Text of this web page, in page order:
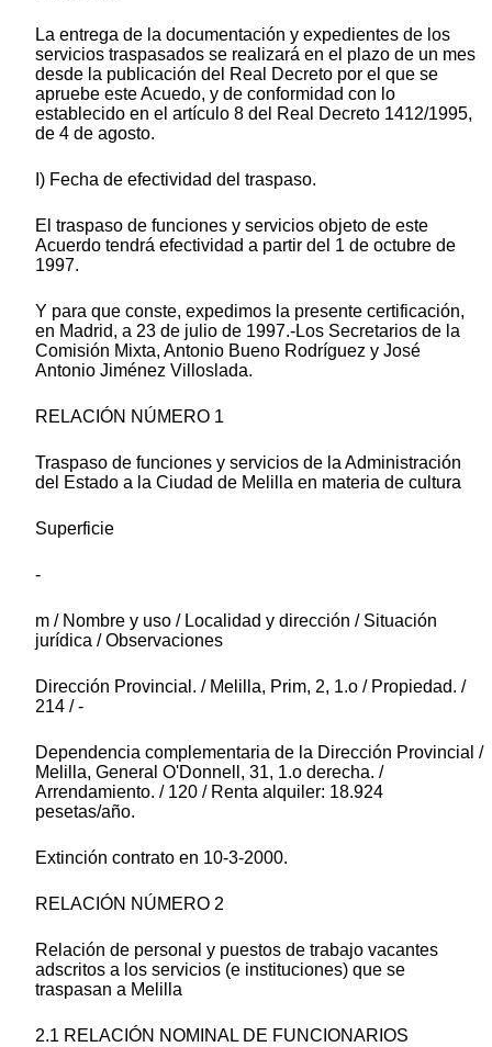
La entrega de la documentación y expedientes de los
servicios traspasados se realizará en el plazo de un mes
desde la publicación del Real Decreto por el que se
apruebe este Acuedo, y de conformidad con lo
establecido en el artículo 8 del Real Decreto 1412/1995,
de 4 de agosto.
I) Fecha de efectividad del traspaso.
El traspaso de funciones y servicios objeto de este
Acuerdo tendrá efectividad a partir del 1 de octubre de
1997.
Y para que conste, expedimos la presente certificación,
en Madrid, a 23 de julio de 1997.-Los Secretarios de la
Comisión Mixta, Antonio Bueno Rodríguez y José
Antonio Jiménez Villoslada.
RELACIÓN NÚMERO 1
Traspaso de funciones y servicios de la Administración
del Estado a la Ciudad de Melilla en materia de cultura
Superficie
-
m / Nombre y uso / Localidad y dirección / Situación
jurídica / Observaciones
Dirección Provincial. / Melilla, Prim, 2, 1.o / Propiedad. /
214 / -
Dependencia complementaria de la Dirección Provincial /
Melilla, General O'Donnell, 31, 1.o derecha. /
Arrendamiento. / 120 / Renta alquiler: 18.924
pesetas/año.
Extinción contrato en 10-3-2000.
RELACIÓN NÚMERO 2
Relación de personal y puestos de trabajo vacantes
adscritos a los servicios (e instituciones) que se
traspasan a Melilla
2.1 RELACIÓN NOMINAL DE FUNCIONARIOS